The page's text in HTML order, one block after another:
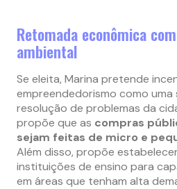
Retomada econômica
ambiental
Se eleita, Marina pretende
empreendedorismo como uma
resolução de problemas da
propõe que as compras
sejam feitas de micro e
Além disso, propõe
instituições de ensino para
em áreas que tenham alta